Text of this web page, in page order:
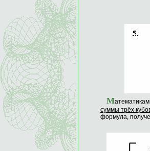
М
суммы трёх
формула,